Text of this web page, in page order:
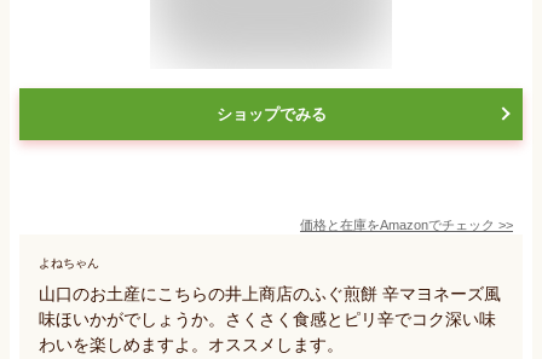
ショップでみる
価格と在庫をAmazonでチェック >>
よねちゃん
山口のお土産にこちらの井上商店のふぐ煎餅 辛マヨネーズ風
味ほいかがでしょうか。さくさく食感とピリ辛でコク深い味
わいを楽しめますよ。オススメします。